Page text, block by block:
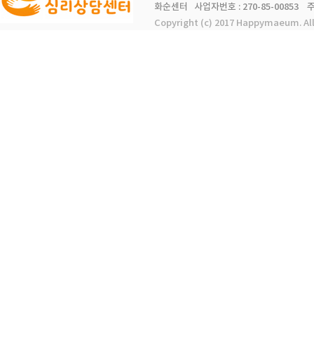
화순센터 사업자번호 : 270-85-00853
Copyright (c) 2017 Happymaeum.